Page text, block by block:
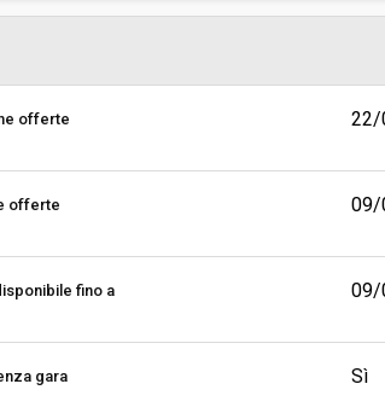
offerte 22/
offerte 09/
fino a 09/
gara Sì